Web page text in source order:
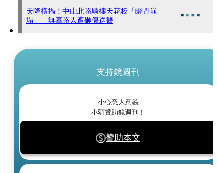
天降橫禍！中山北路騎樓天花板「瞬間崩
塌」 無辜路人遭砸傷送醫
支持鏡週刊
小心意大意義
小額贊助鏡週刊！
贊助本文